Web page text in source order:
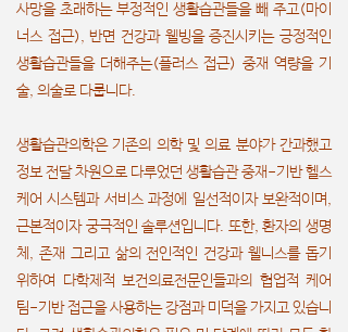
사망을 초래하는 부정적인 생활습관들을 빼 주고(마이
너스 접근), 반면 건강과 웰빙을 증진시키는 긍정적인
생활습관들을 더해주는(플러스 접근) 중재 역량을 기
술, 의술로 다룹니다.
생활습관의학은 기존의 의학 및 의료 분야가 간과했고
정보 전달 차원으로 다루었던 생활습관 중재-기반 헬스
케어 시스템과 서비스 과정에 일선적이자 보완적이며,
근본적이자 궁극적인 솔루션입니다. 또한, 환자의 생명
체, 존재 그리고 삶의 전인적인 건강과 웰니스를 돕기
위하여 다학제적 보건의료전문인들과의 협업적 케어
팀-기반 접근을 사용하는 강점과 미덕을 가지고 있습니